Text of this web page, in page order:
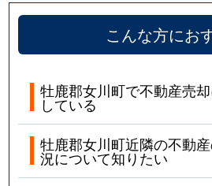
こんな方にお
牡鹿郡女川町で不動産売
している
牡鹿郡女川町近隣の不動
況について知りたい